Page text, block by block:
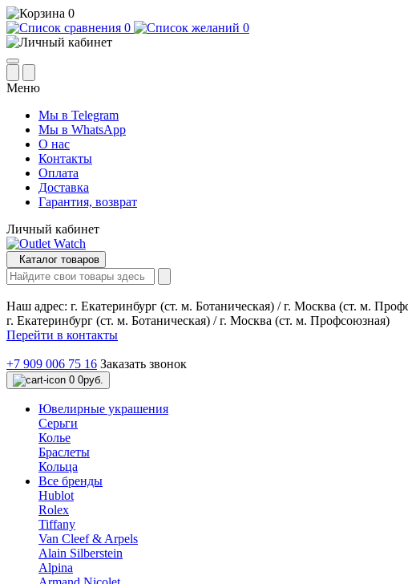
0
0
0
Меню
Мы в Telegram
Мы в WhatsApp
О нас
Контакты
Оплата
Доставка
Гарантия, возврат
Личный кабинет
Каталог товаров
Наш адрес: г. Екатеринбург (ст. м. Ботаническая) / г. Москва (ст. м.
г. Екатеринбург (ст. м. Ботаническая) / г. Москва (ст. м. Профсоюзная)
Перейти в контакты
+7 909 006 75 16 Заказать звонок
0 0руб.
Ювелирные украшения
Серьги
Колье
Браслеты
Кольца
Все бренды
Hublot
Rolex
Tiffany
Van Cleef & Arpels
Alain Silberstein
Alpina